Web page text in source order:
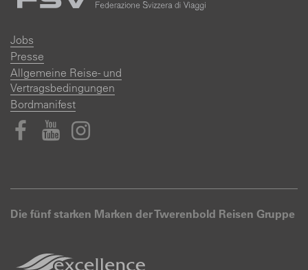
Jobs
Presse
Allgemeine Reise- und
Vertragsbedingungen
Bordmanifest
Die fünf starken Marken der Twerenbold Reisen Gruppe